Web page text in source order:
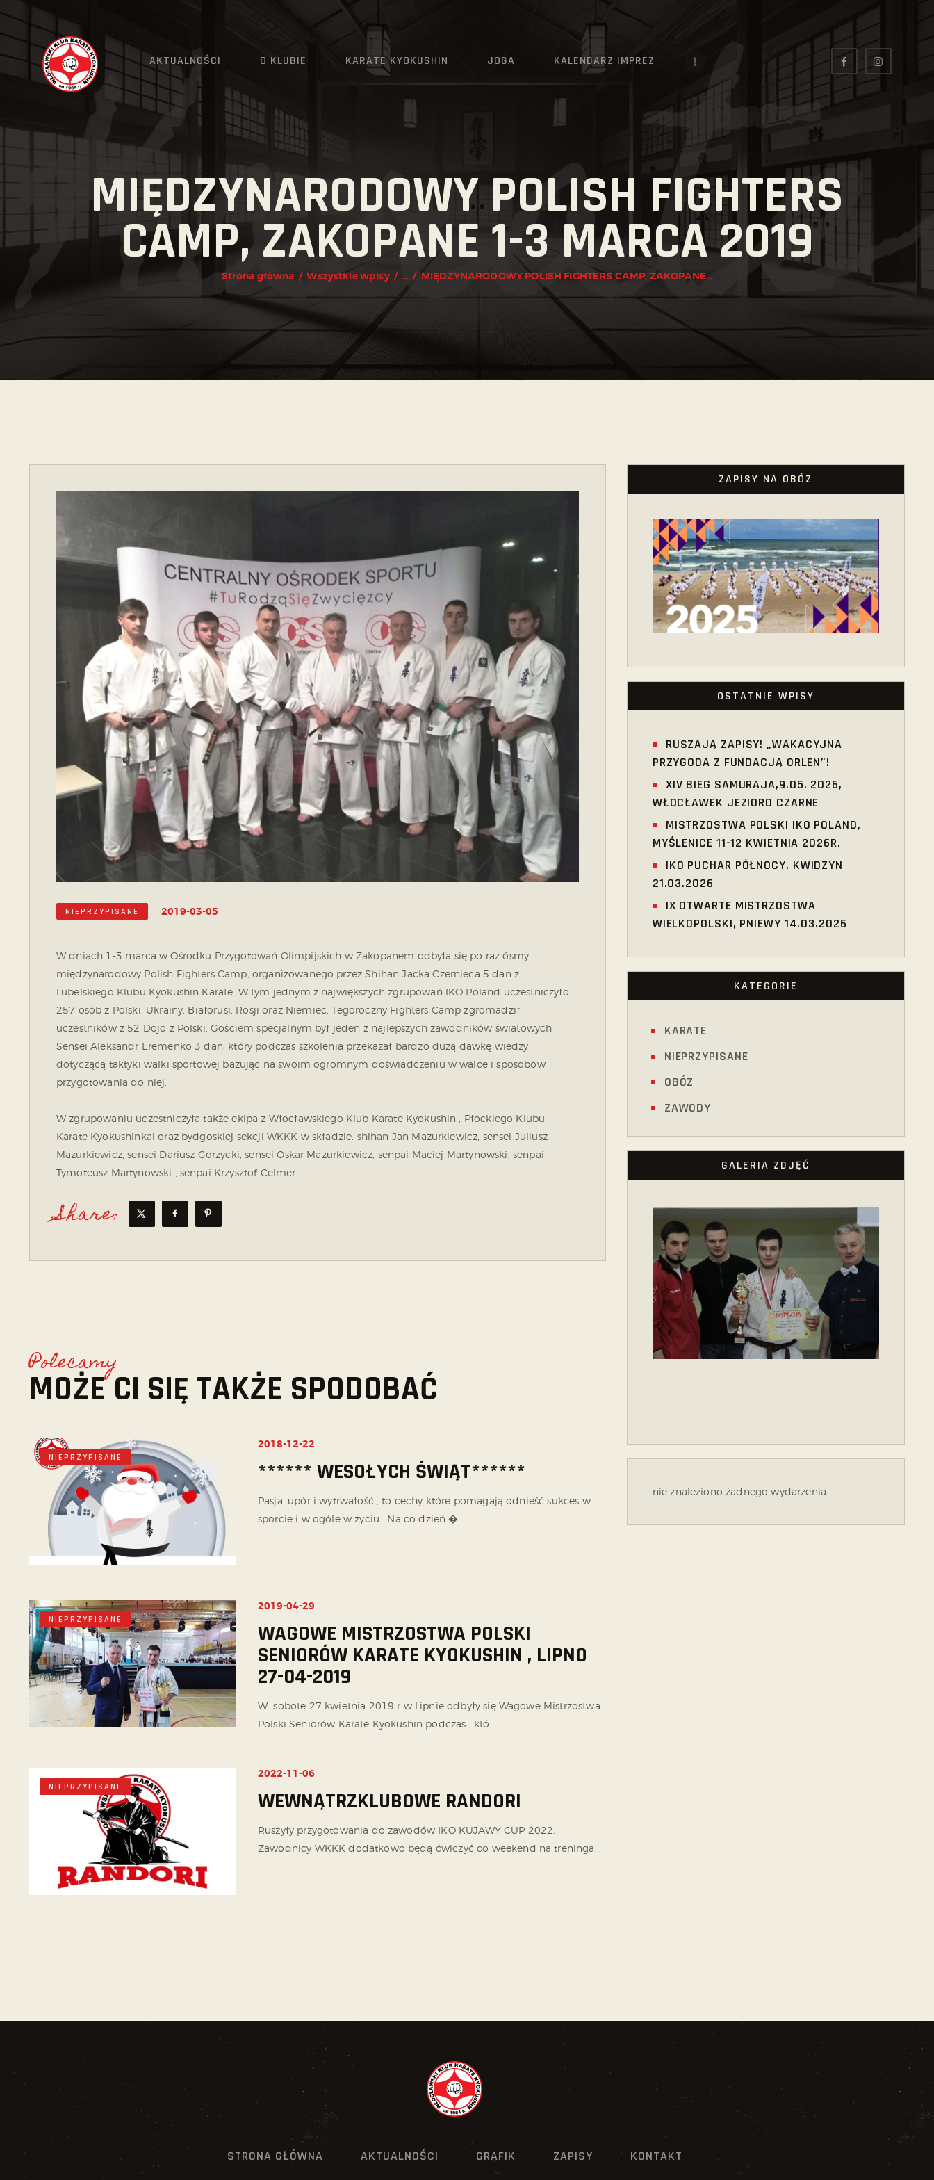
AKTUALNOŚCI O KLUBIE KARATE KYOKUSHIN JOGA KALENDARZ IMPREZ
MIĘDZYNARODOWY POLISH FIGHTERS
CAMP, ZAKOPANE 1-3 MARCA 2019
Strona główna Wszystkie wpisy ... MIĘDZYNARODOWY POLISH FIGHTERS CAMP, ZAKOPANE...
AKTUALNOŚCI
O KLUBIE
KARATE KYOKUSHIN
GRAFIK
ZAPISY
KONTAKT
NIEPRZYPISANE 2019-03-05
W dniach 1-3 marca w Ośrodku Przygotowań Olimpijskich w Zakopanem odbyła się po raz ósmy
międzynarodowy Polish Fighters Camp, organizowanego przez Shihan Jacka Czernieca 5 dan z
Lubelskiego Klubu Kyokushin Karate. W tym jednym z największych zgrupowań IKO Poland uczestniczyło
257 osób z Polski, Ukrainy, Białorusi, Rosji oraz Niemiec. Tegoroczny Fighters Camp zgromadził
uczestników z 52 Dojo z Polski. Gościem specjalnym był jeden z najlepszych zawodników światowych
Sensei Aleksandr Eremenko 3 dan, który podczas szkolenia przekazał bardzo dużą dawkę wiedzy
dotyczącą taktyki walki sportowej bazując na swoim ogromnym doświadczeniu w walce i sposobów
przygotowania do niej.
W zgrupowaniu uczestniczyła także ekipa z Włocławskiego Klub Karate Kyokushin , Płockiego Klubu
Karate Kyokushinkai oraz bydgoskiej sekcji WKKK w składzie: shihan Jan Mazurkiewicz, sensei Juliusz
Mazurkiewicz, sensei Dariusz Gorzycki, sensei Oskar Mazurkiewicz, senpai Maciej Martynowski, senpai
Tymoteusz Martynowski , senpai Krzysztof Celmer.
Share:
Polecamy
MOŻE CI SIĘ TAKŻE SPODOBAĆ
NIEPRZYPISANE
2018-12-22
****** WESOŁYCH ŚWIĄT******
Pasja, upór i wytrwałość , to cechy które pomagają odnieść sukces w
sporcie i w ogóle w życiu . Na co dzień �...
NIEPRZYPISANE
2019-04-29
WAGOWE MISTRZOSTWA POLSKI
SENIORÓW KARATE KYOKUSHIN , LIPNO
27-04-2019
W sobotę 27 kwietnia 2019 r w Lipnie odbyły się Wagowe Mistrzostwa
Polski Seniorów Karate Kyokushin podczas , któ...
NIEPRZYPISANE
2022-11-06
WEWNĄTRZKLUBOWE RANDORI
Ruszyły przygotowania do zawodów IKO KUJAWY CUP 2022.
Zawodnicy WKKK dodatkowo będą ćwiczyć co weekend na treninga...
ZAPISY NA OBÓZ
OSTATNIE WPISY
RUSZAJĄ ZAPISY! „WAKACYJNA
PRZYGODA Z FUNDACJĄ ORLEN”!
XIV BIEG SAMURAJA,9.05. 2026,
WŁOCŁAWEK JEZIORO CZARNE
MISTRZOSTWA POLSKI IKO POLAND,
MYŚLENICE 11-12 KWIETNIA 2026R.
IKO PUCHAR PÓŁNOCY, KWIDZYN
21.03.2026
IX OTWARTE MISTRZOSTWA
WIELKOPOLSKI, PNIEWY 14.03.2026
KATEGORIE
KARATE
NIEPRZYPISANE
OBÓZ
ZAWODY
GALERIA ZDJĘĆ
nie znaleziono żadnego wydarzenia
STRONA GŁÓWNA AKTUALNOŚCI GRAFIK ZAPISY KONTAKT